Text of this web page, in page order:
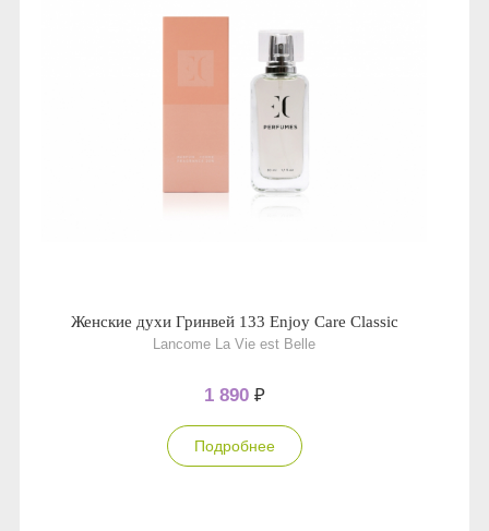
Женские духи Гринвей 133 Enjoy Care Classic
Lancome La Vie est Belle
1 890 ₽
Подробнее